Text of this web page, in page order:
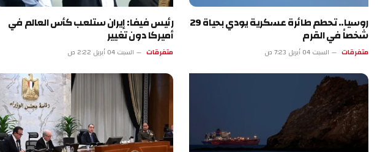
روسيا.. تحطم طائرة عسكرية يودي بحياة 29
شخصاً في القرم
متفرقات السبت 04 أبريل 7:23 ص
رئيس فيفا: إيران ستلعب كأس العالم في
أميركا دون تغيير
متفرقات السبت 04 أبريل 2:22 ص